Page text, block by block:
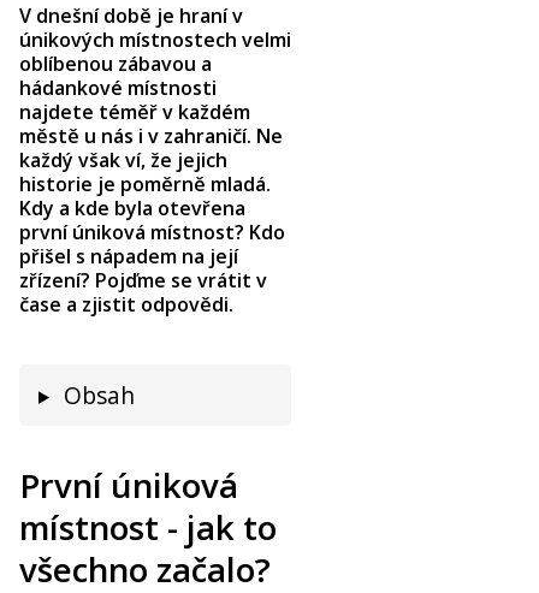
V dnešní době je hraní v
únikových místnostech velmi
oblíbenou zábavou a
hádankové místnosti
najdete téměř v každém
městě u nás i v zahraničí. Ne
každý však ví, že jejich
historie je poměrně mladá.
Kdy a kde byla otevřena
první úniková místnost? Kdo
přišel s nápadem na její
zřízení? Pojďme se vrátit v
čase a zjistit odpovědi.
Obsah
První úniková
místnost - jak to
všechno začalo?